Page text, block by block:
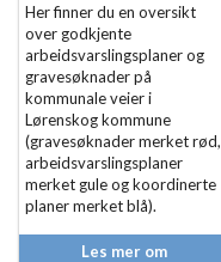
Her finner du en oversikt
over godkjente
arbeidsvarslingsplaner og
gravesøknader på
kommunale veier i
Lørenskog kommune
(gravesøknader merket rød,
arbeidsvarslingsplaner
merket gule og koordinerte
planer merket blå).
Les mer om